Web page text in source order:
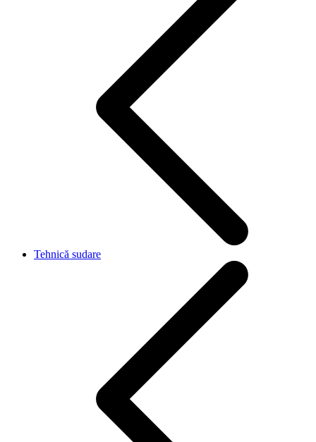
Tehnică sudare